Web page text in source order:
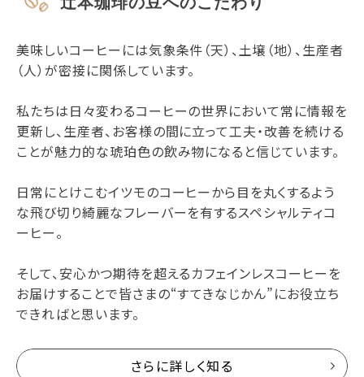
美味しいコーヒーには気象条件（天）、土壌（地）、生産者
（人）が密接に関係しています。
私たちは日々変わるコーヒーの世界において常に情報を
更新し、生産者、お客様の間に立って工夫・改善を続ける
ことが魅力的な琥珀色の飲み物になると信じています。
日常にとけこむイツモのコーヒーから目を丸くするよう
な飛び切り綺麗なフレーバーを有するスペシャルティコ
ーヒー。
そして、安心かつ期待を超えるカフェインレスコーヒーを
お届けすることで皆さまの“すてきなじかん”にお役立ち
できればと思います。
さらに詳しく知る